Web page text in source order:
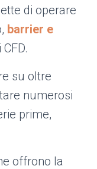
di operare
barrier e
su oltre
numerosi
prime,
offrono la